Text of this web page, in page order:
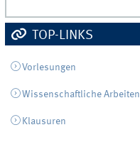
TOP-LINKS
Vorlesungen
Wissenschaftliche Arbeiten
Klausuren